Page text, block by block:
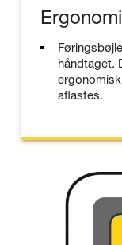
håndtaget.
aflastes.